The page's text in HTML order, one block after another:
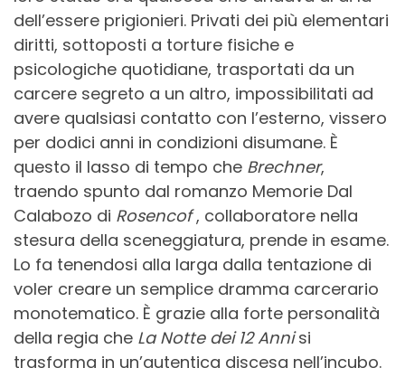
dell’essere prigionieri. Privati dei più elementari
diritti, sottoposti a torture fisiche e
psicologiche quotidiane, trasportati da un
carcere segreto a un altro, impossibilitati ad
avere qualsiasi contatto con l’esterno, vissero
per dodici anni in condizioni disumane. È
questo il lasso di tempo che Brechner,
traendo spunto dal romanzo Memorie Dal
Calabozo di Rosencof, collaboratore nella
stesura della sceneggiatura, prende in esame.
Lo fa tenendosi alla larga dalla tentazione di
voler creare un semplice dramma carcerario
monotematico. È grazie alla forte personalità
della regia che La Notte dei 12 Annisi
trasforma in un’autentica discesa nell’incubo.